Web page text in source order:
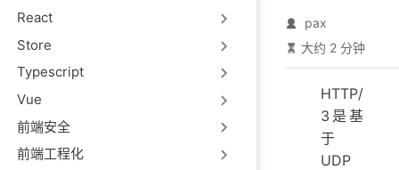
React
Store
Typescript
Vue
前端安全
前端工程化
pax
大约 2 分钟
HTTP/
3是基
于
UDP